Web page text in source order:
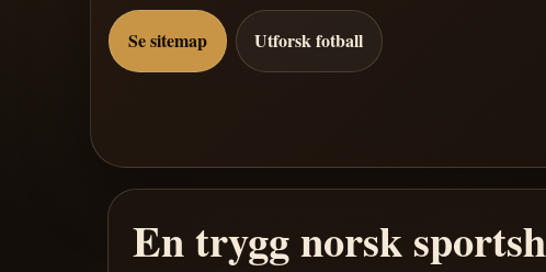
Se sitemap Utforsk fotball
En trygg norsk